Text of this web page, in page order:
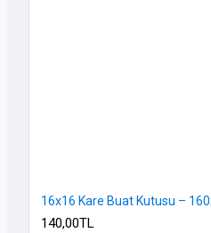
140,00TL